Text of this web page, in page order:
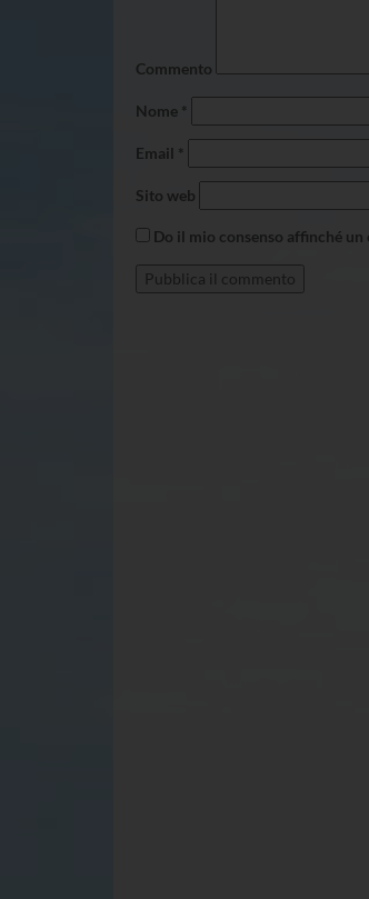
Commento
Nome *
Email *
Sito web
Do il mio consenso affinché